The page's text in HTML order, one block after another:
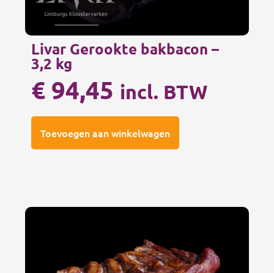
Livar Gerookte bakbacon –
3,2 kg
€ 94,45 incl. BTW
Toevoegen aan winkelwagen